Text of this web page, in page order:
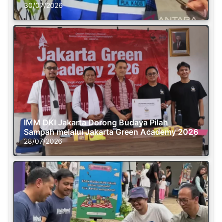
30/07/2026
IMM DKI Jakarta Dorong Budaya Pilah
Sampah melalui Jakarta Green Academy 2026
28/07/2026